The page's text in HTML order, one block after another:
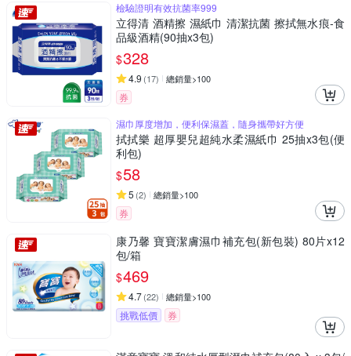
檢驗證明有效抗菌率999
立得清 酒精擦 濕紙巾 清潔抗菌 擦拭無水痕-食
品級酒精(90抽x3包)
$328
4.9 (17) 總銷量>100
券
濕巾厚度增加，便利保濕蓋，隨身攜帶好方便
拭拭樂 超厚嬰兒超純水柔濕紙巾 25抽x3包(便
利包)
$58
5 (2) 總銷量>100
券
康乃馨 寶寶潔膚濕巾補充包(新包裝) 80片x12
包/箱
$469
4.7(22) 總銷量>100
挑戰低價 券